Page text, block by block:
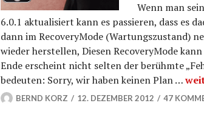
Wenn man
6.0.1 aktualisiert kann es passieren, dass es
dann im RecoveryMode (Wartungszustand)
wieder herstellen, Diesen RecoveryMode
Ende erscheint nicht selten der berühmte
bedeuten: Sorry, wir haben keinen Plan …
BERND KORZ 12. DEZEMBER 2012 47